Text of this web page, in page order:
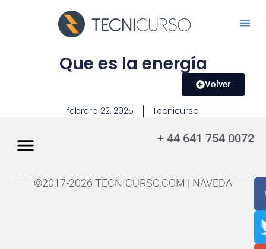
Que es la energía
Volver
febrero 22, 2025 Tecnicurso
+ 44 641 754 0072
©2017-2026 TECNICURSO.COM | NAVEDA